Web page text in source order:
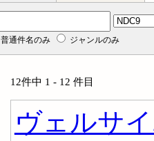
普通件名のみ ジャンルのみ
12件中 1 - 12 件目
ヴェルサ